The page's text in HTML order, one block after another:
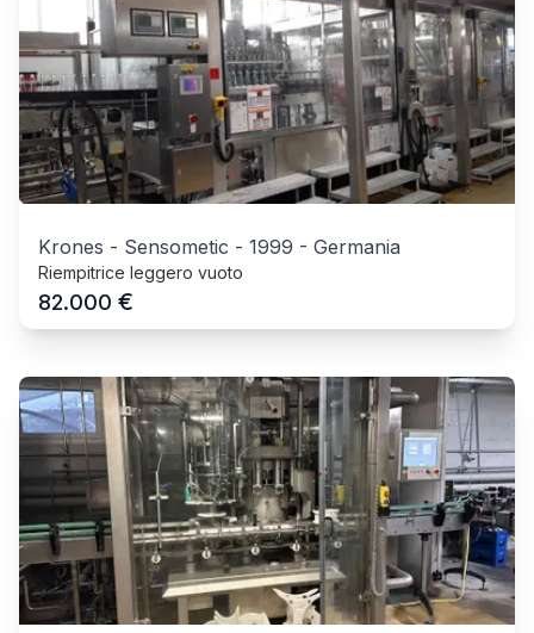
Krones - Sensometic - 1999 - Germania
Riempitrice leggero vuoto
82.000 €